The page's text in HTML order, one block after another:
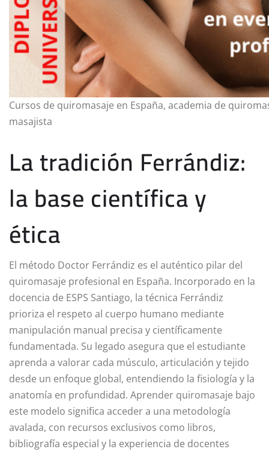
Cursos de quiromasaje en España, academia de
masajista
La tradición Ferrándiz:
la base científica y
ética
El método Doctor Ferrándiz es el auténtico pilar del
quiromasaje profesional en España. Incorporado en la
docencia de ESPS Santiago, la técnica Ferrándiz
prioriza el respeto al cuerpo humano mediante
manipulación manual precisa y científicamente
fundamentada. Su legado asegura que el estudiante
aprenda a valorar cada músculo, articulación y tejido
desde un enfoque global, entendiendo la fisiología y la
anatomía en profundidad. Aprender quiromasaje bajo
este modelo significa acceder a una metodología
avalada, con recursos exclusivos como libros,
bibliografía especial y la experiencia de docentes